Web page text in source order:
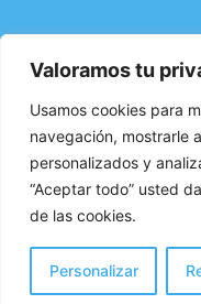
Valoramos tu
Usamos cookies para
navegación, mostrarle
personalizados y
“Aceptar todo” usted
de las cookies.
Personalizar
Web